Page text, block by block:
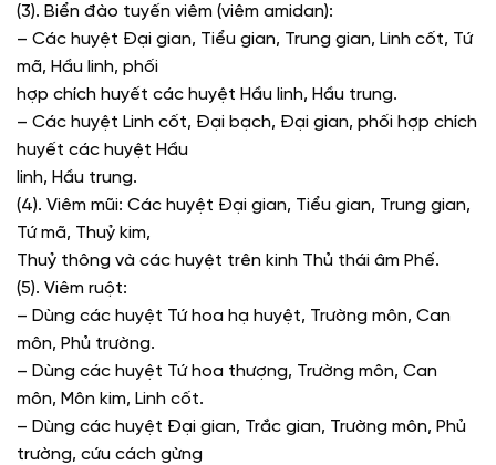
(3). Biển đào tuyến viêm (viêm amidan):
– Các huyệt Đại gian, Tiểu gian, Trung gian, Linh cốt, Tứ
mã, Hầu linh, phối
hợp chích huyết các huyệt Hầu linh, Hầu trung.
– Các huyệt Linh cốt, Đại bạch, Đại gian, phối hợp chích
huyết các huyệt Hầu
linh, Hầu trung.
(4). Viêm mũi: Các huyệt Đại gian, Tiểu gian, Trung gian,
Tứ mã, Thuỷ kim,
Thuỷ thông và các huyệt trên kinh Thủ thái âm Phế.
(5). Viêm ruột:
– Dùng các huyệt Tứ hoa hạ huyệt, Trường môn, Can
môn, Phủ trường.
– Dùng các huyệt Tứ hoa thượng, Trường môn, Can
môn, Môn kim, Linh cốt.
– Dùng các huyệt Đại gian, Trắc gian, Trường môn, Phủ
trường, cứu cách gừng